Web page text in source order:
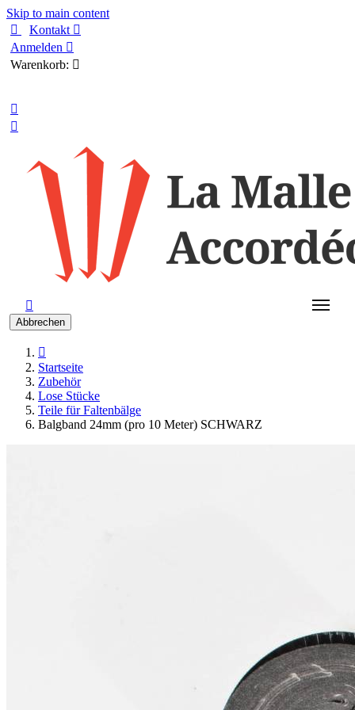
Skip to main content

Kontakt 
Anmelden 
Warenkorb: 



Abbrechen

Startseite
Zubehör
Lose Stücke
Teile für Faltenbälge
Balgband 24mm (pro 10 Meter) SCHWARZ